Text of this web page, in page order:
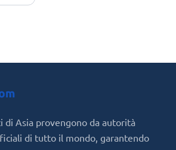
di Asia provengono da autorità
di tutto il mondo, garantendo